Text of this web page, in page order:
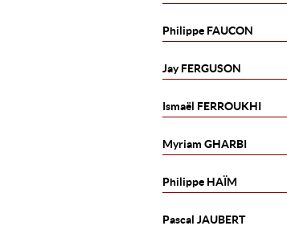
Philippe FAUCON
JayFERGUSON
Ismaël FERROUKHI
Myriam GHARBI
Philippe HAÏM
Pascal JAUBERT